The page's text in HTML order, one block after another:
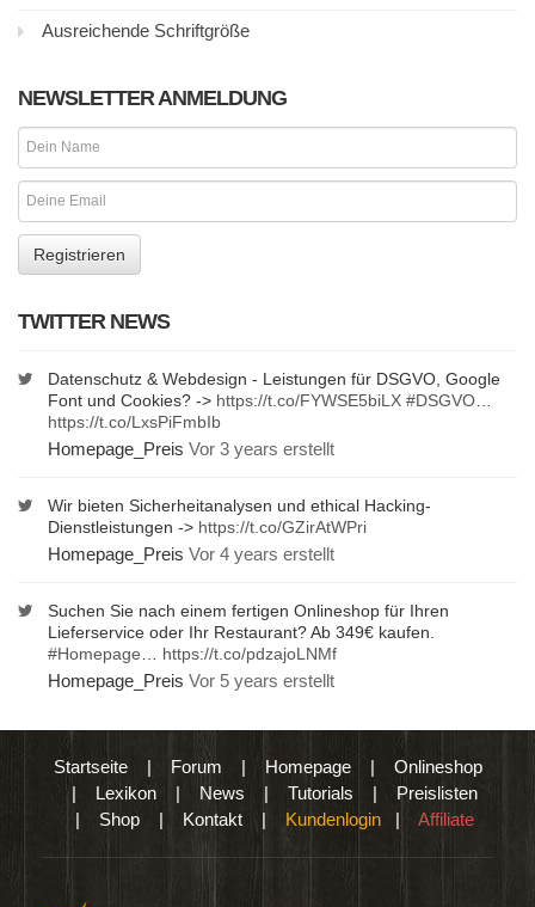
Ausreichende Schriftgröße
NEWSLETTER ANMELDUNG
TWITTER NEWS
Datenschutz & Webdesign - Leistungen für DSGVO, Google
Font und Cookies? -> https://t.co/FYWSE5biLX #DSGVO
https://t.co/LxsPiFmbIb
Homepage_Preis Vor 3 years erstellt
Wir bieten Sicherheitanalysen und ethical Hacking-
Dienstleistungen -> https://t.co/GZirAtWPri
Homepage_Preis Vor 4 years erstellt
Suchen Sie nach einem fertigen Onlineshop für Ihren
Lieferservice oder Ihr Restaurant? Ab 349€ kaufen.
#Homepage
https://t.co/pdzajoLNMf
Homepage_Preis Vor 5 years erstellt
Startseite| Forum | Homepage| Onlineshop
| Lexikon | News | Tutorials | Preislisten
| Shop | Kontakt | Kundenlogin | Affiliate